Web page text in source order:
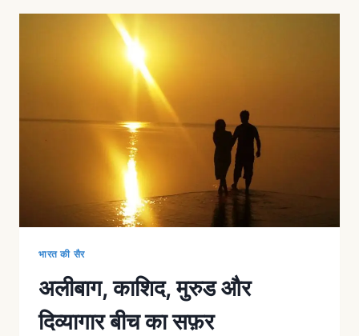
भारत की सैर
अलीबाग, काशिद, मुरुड और
दिव्यागार बीच का सफ़र